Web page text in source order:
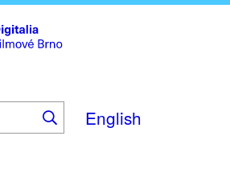
English